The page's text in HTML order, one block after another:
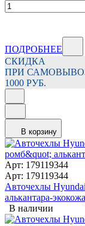
ПОДРОБНЕЕ
СКИДКА
ПРИ
1000 РУБ.
В корзину
Арт: 179119344
Арт: 179119344
Авточехлы
алькантара-
В наличии